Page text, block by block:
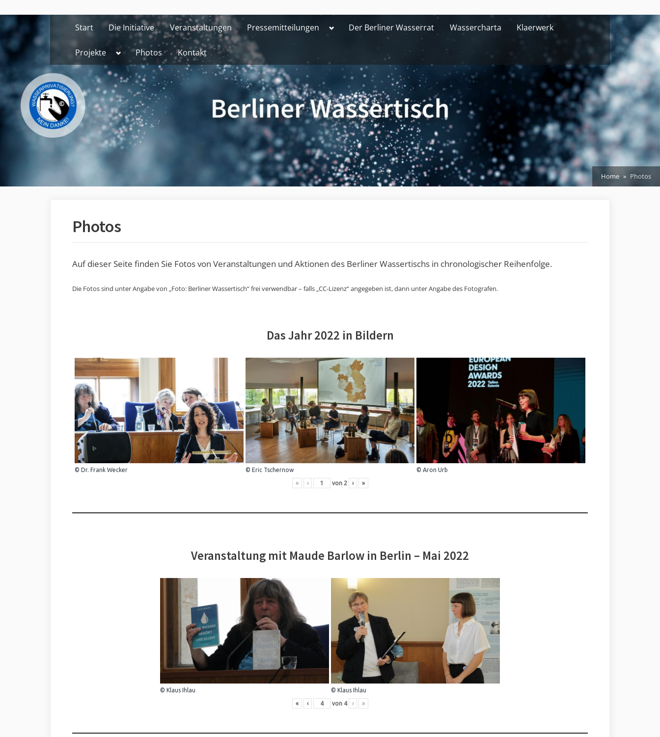
to
content
Start Die Initiative Veranstaltungen Pressemitteilungen ToggleDer Berliner Wasserrat Wassercharta Klaerwerk
Projekte Toggle
menu
Photos Kontakt
Home Photos
Photos
Auf dieser Seite finden Sie Fotos von Veranstaltungen und Aktionen des Berliner Wassertischs in chronologischer Reihenfolge.
Die Fotos sind unter Angabe von „Foto: Berliner Wassertisch“ frei verwendbar – falls „CC-Lizenz“ angegeben ist, dann unter Angabe des Fotografen.
Das Jahr 2022 in Bildern
© Dr. Frank Wecker © Eric Tschernow © Aron Urb
« ‹ von 2 › »
Veranstaltung mit Maude Barlow in Berlin – Mai 2022
© Klaus Ihlau © Klaus Ihlau
« ‹ von 4 › »